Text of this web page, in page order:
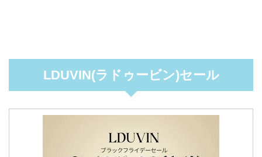
LDUVIN(ラドゥービン)セール